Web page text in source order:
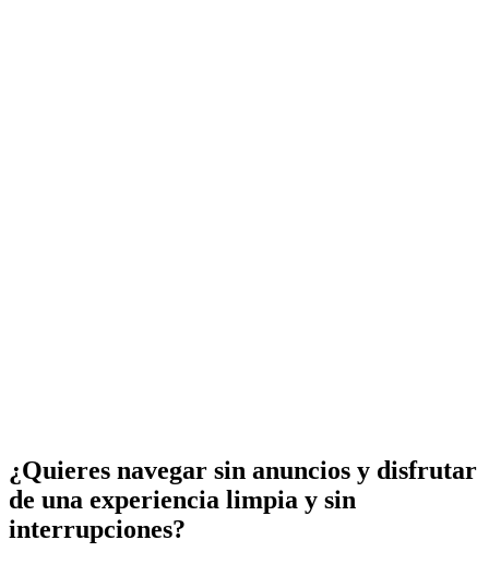
¿Quieres navegar sin anuncios y disfrutar
de una experiencia limpia y sin
interrupciones?